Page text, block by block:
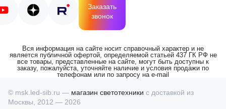
Заказать
звонок
Вся информация на сайте носит справочный характер и не
является публичной офертой, определяемой статьей 437 ГК РФ не
все товары, представленные на сайте, могут быть доступны к
заказу, пожалуйста, уточняйте наличие и условия продажи по
телефонам или по запросу на e-mail
© msk.led-sib.ru — магазин светотехники с доставкой из
Москвы, 2012 — 2026